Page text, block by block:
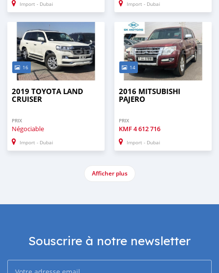
Import - Dubai Import - Dubai
16
2019 TOYOTA LAND
CRUISER
PRIX
Négociable
Import - Dubai
14
2016 MITSUBISHI
PAJERO
PRIX
KMF4 612 716
Import - Dubai
Afficher plus
Souscrire à notre newsletter